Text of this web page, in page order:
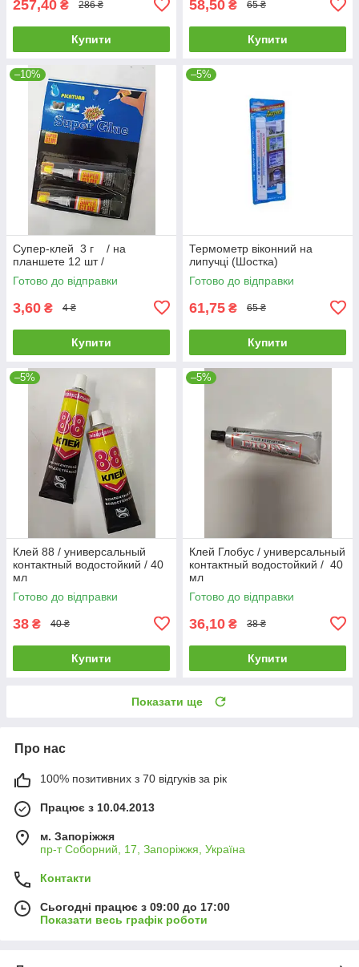
257,40 ₴ 286 ₴
Купити
58,50 ₴ 65 ₴
Купити
–10%
Супер-клей 3 г / на
планшете 12 шт /
Готово до відправки
3,60 ₴ 4 ₴
Купити
–5%
Термометр віконний на
липучці (Шостка)
Готово до відправки
61,75 ₴ 65 ₴
Купити
–5%
Клей 88 / универсальный
контактный водостойкий / 40
мл
Готово до відправки
38 ₴ 40 ₴
Купити
–5%
Клей Глобус / универсальный
контактный водостойкий / 40
мл
Готово до відправки
36,10 ₴ 38 ₴
Купити
Показати ще
Про нас
100% позитивних з 70 відгуків за рік
Працює з 10.04.2013
м. Запоріжжя
пр-т Соборний, 17, Запоріжжя, Україна
Контакти
Сьогодні працює з 09:00 до 17:00
Показати весь графік роботи